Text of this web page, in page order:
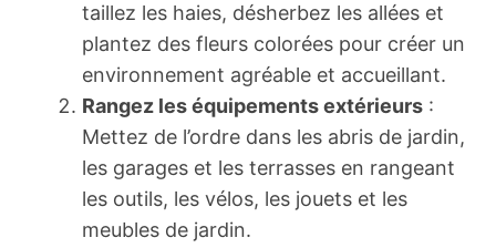
taillez les haies, désherbez les allées et
plantez des fleurs colorées pour créer un
environnement agréable et accueillant.
Rangez les équipements extérieurs :
Mettez de l’ordre dans les abris de jardin,
les garages et les terrasses en rangeant
les outils, les vélos, les jouets et les
meubles de jardin.